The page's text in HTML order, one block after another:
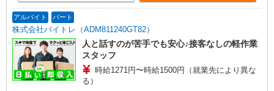
アルバイト パート
株式会社バイトレ（ADM811240GT82）
人と話すのが苦手でも安心♪接客なしの軽作業
スタッフ
時給1271円〜時給1500円（就業先により異な
る）